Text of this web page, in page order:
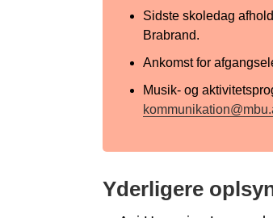
Sidste skoledag
Brabrand.
Ankomst for
Musik- og
Yderligere